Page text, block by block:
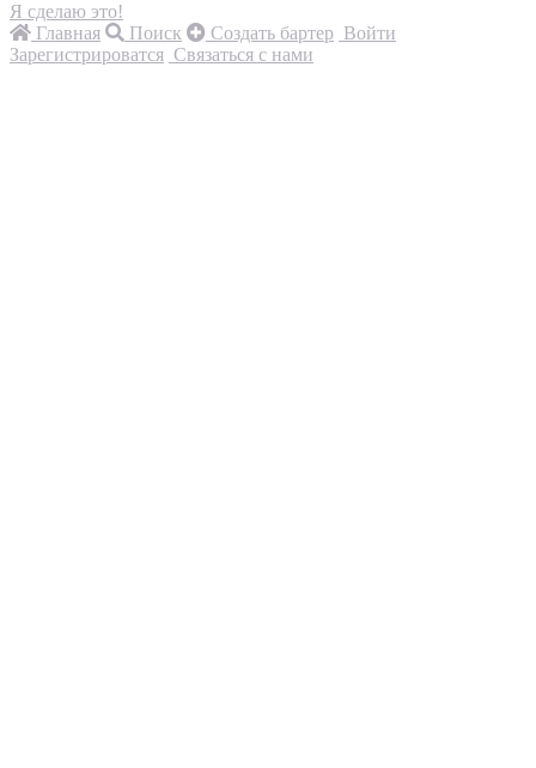
Я сделаю это!
Главная
Поиск Создать бартер Войти
Зарегистрироватся Связаться с нами